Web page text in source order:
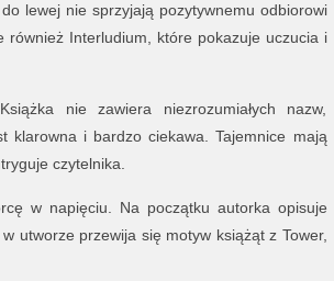
lewej nie sprzyjają pozytywnemu odbiorowi
również Interludium, które pokazuje uczucia i
nie zawiera niezrozumiałych nazw,
klarowna i bardzo ciekawa. Tajemnice mają
czytelnika.
w napięciu. Na początku autorka opisuje
utworze przewija się motyw książąt z Tower,